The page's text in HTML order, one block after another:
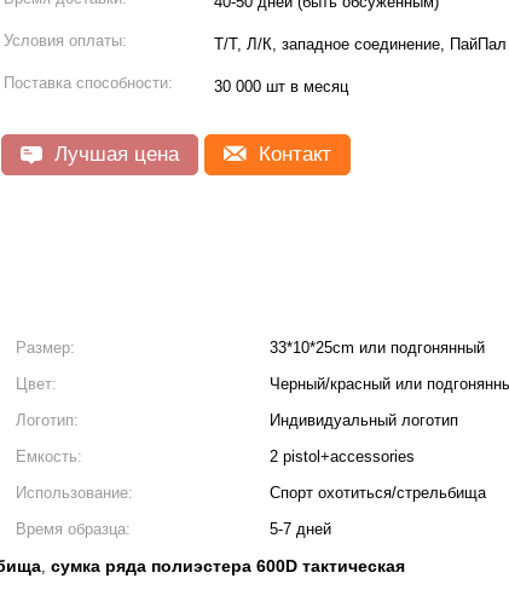
Условия оплаты: Т/Т, Л/К, западное соединение, ПайПал
Поставка способности: 30 000 шт в месяц
Лучшая цена Контакт
Размер:
33*10*25cm или подгонянный
Цвет:
Черный/красный или
Логотип:
Индивидуальный логотип
Емкость:
2 pistol+accessories
Использование:
Спорт охотиться/стрельбища
Время образца:
5-7 дней
, сумка ряда полиэстера 600D тактическая